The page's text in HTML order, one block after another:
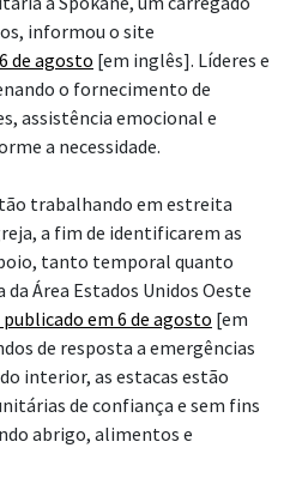
informou o site
de agosto [em inglês]. Líderes e
o fornecimento de
assistência emocional e
a necessidade.
trabalhando em estreita
a fim de identificarem as
tanto temporal quanto
Área Estados Unidos Oeste
em 6 de agosto [em
de resposta a emergências
interior, as estacas estão
de confiança e sem fins
abrigo, alimentos e